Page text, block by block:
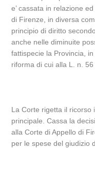
e’ cassata in relazione
di Firenze, in diversa
principio di diritto
anche nelle diminuite
fattispecie la Provincia,
riforma di cui alla L. n. 56
La Corte rigetta il ricorso
principale. Cassa la
alla Corte di Appello di
per le spese del giudizio